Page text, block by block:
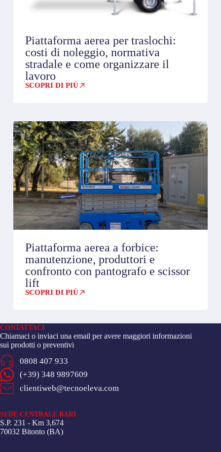
Piattaforma aerea per traslochi:
costi di noleggio, normativa
stradale e come organizzare il
lavoro
SCOPRI DI PIÙ
Piattaforma aerea a forbice:
manutenzione, produttori e
confronto con pantografo e scissor
lift
SCOPRI DI PIÙ
CONTATTACI
Chiamaci o inviaci una email per avere maggiori informazioni
sui prodotti o preventivi
0808 407 933
(+39) 348 9897609
clientiweb@tecnoeleva.com
SEDE CENTRALE BARI
S.P. 231 - Km 3,674
70032 Bitonto (BA)